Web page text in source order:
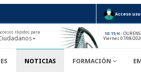
Acceso
rápidos para 10:15 H -
Viernes 07/08/
NOTICIAS FORMACIÓN